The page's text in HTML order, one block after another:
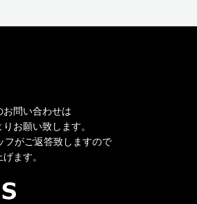
お問い合わせは
お願い致します。
フがご返答致しますので
ます。